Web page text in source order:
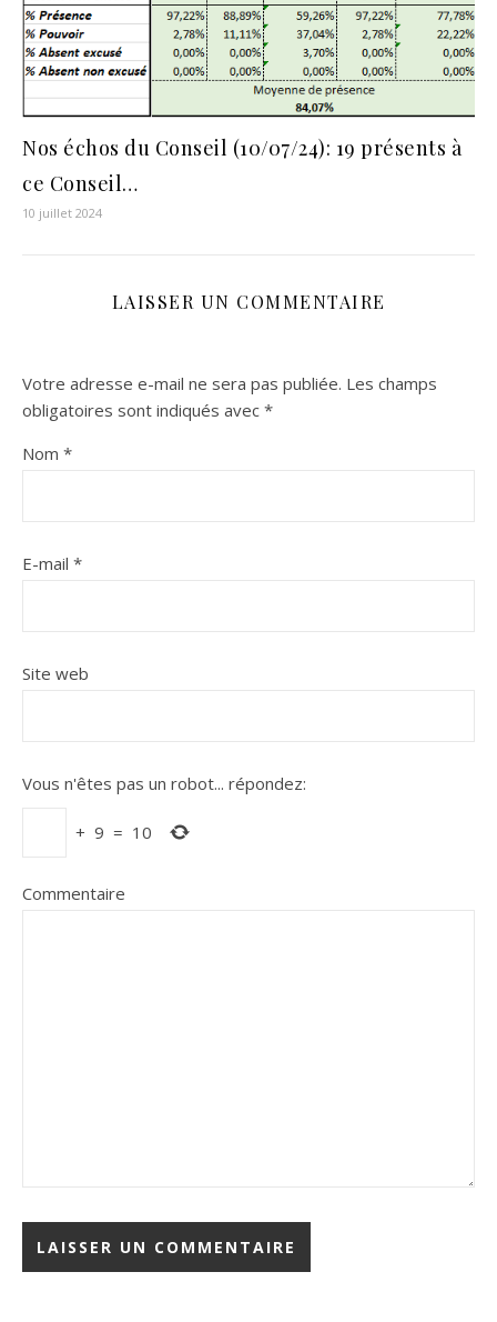
Nos échos du Conseil (10/07/24): 19 présents à
ce Conseil…
10 juillet 2024
LAISSER UN COMMENTAIRE
Votre adresse e-mail ne sera pas publiée. Les champs
obligatoires sont indiqués avec *
Nom *
E-mail *
Site web
Vous n'êtes pas un robot... répondez:
+ 9 = 10
Commentaire